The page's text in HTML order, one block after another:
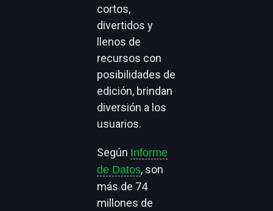
cortos,
divertidos y
llenos de
recursos con
posibilidades de
edición, brindan
diversión a los
usuarios.
Según Informe
de Datos, son
más de 74
millones de